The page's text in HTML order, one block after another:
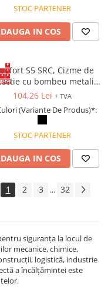
STOC PARTENER
IN COS
S5 SRC, Cizme de
cu bombeu metalic,
lamela antiperforatie,
104,26 Lei + TVA
(Variante De Produs)*:
STOC PARTENER
IN COS
1 2 3 ... 32
siguranța la locul de
mecanice, chimice,
logistică, industrie
a încălțămintei este